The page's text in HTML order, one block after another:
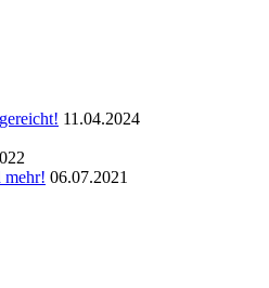
11.04.2024
mehr! 06.07.2021